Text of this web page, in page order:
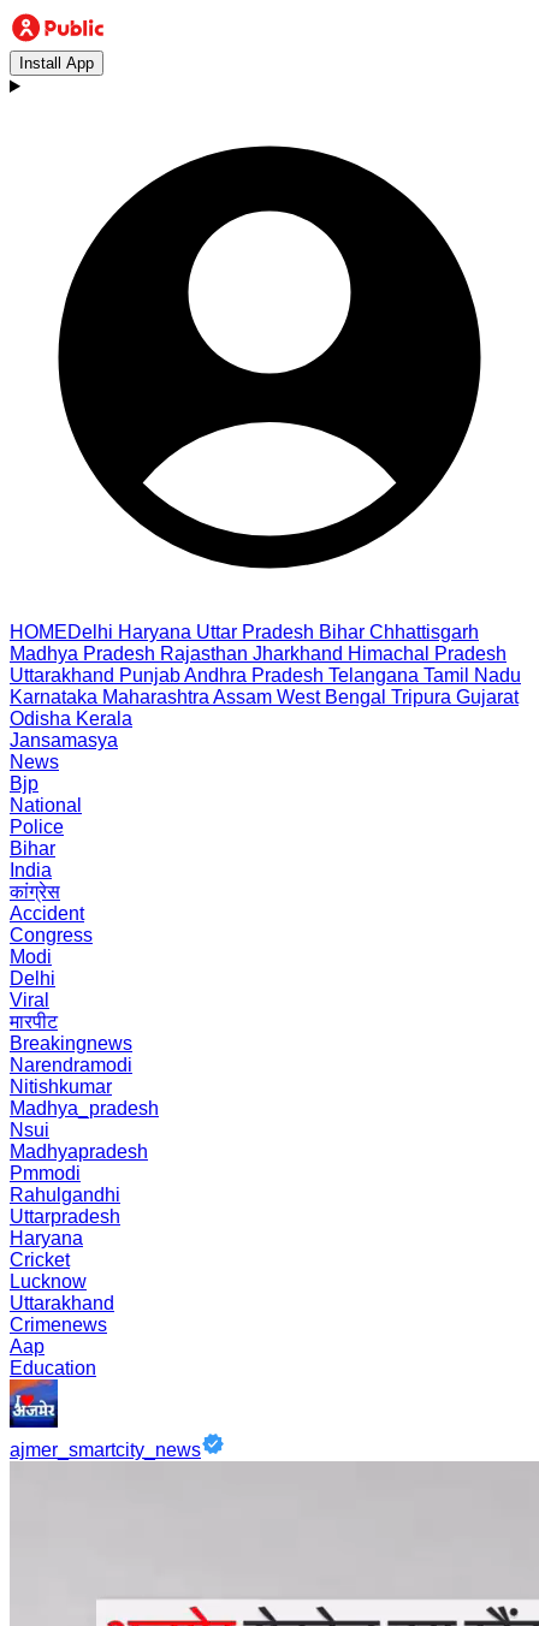
Install App
HOMEDelhi Haryana Uttar Pradesh Bihar Chhattisgarh
Madhya Pradesh Rajasthan Jharkhand Himachal Pradesh
Uttarakhand PunjabAndhra Pradesh Telangana Tamil Nadu
Karnataka Maharashtra Assam West Bengal Tripura Gujarat
Odisha Kerala
Jansamasya
News
Bjp
National
Police
Bihar
India
कांग्रेस
Accident
Congress
Modi
Delhi
Viral
मारपीट
Breakingnews
Narendramodi
Nitishkumar
Madhya_pradesh
Nsui
Madhyapradesh
Pmmodi
Rahulgandhi
Uttarpradesh
Haryana
Cricket
Lucknow
Uttarakhand
Crimenews
Aap
Education
ajmer_smartcity_news